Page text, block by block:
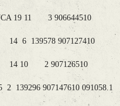
19 11 3 906644510
6 139578 907127410
14 10 2 907126510
907147610 091058.1